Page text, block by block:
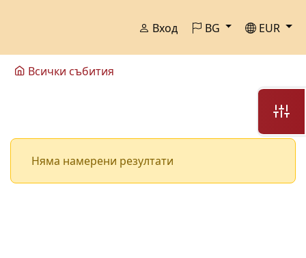
Вход BG EUR
Всички събития
Няма намерени резултати